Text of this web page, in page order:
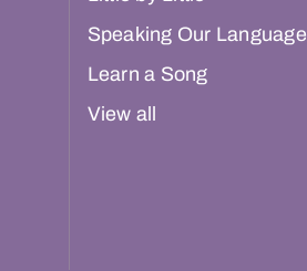
Speaking Our Language
Learn a Song
View all